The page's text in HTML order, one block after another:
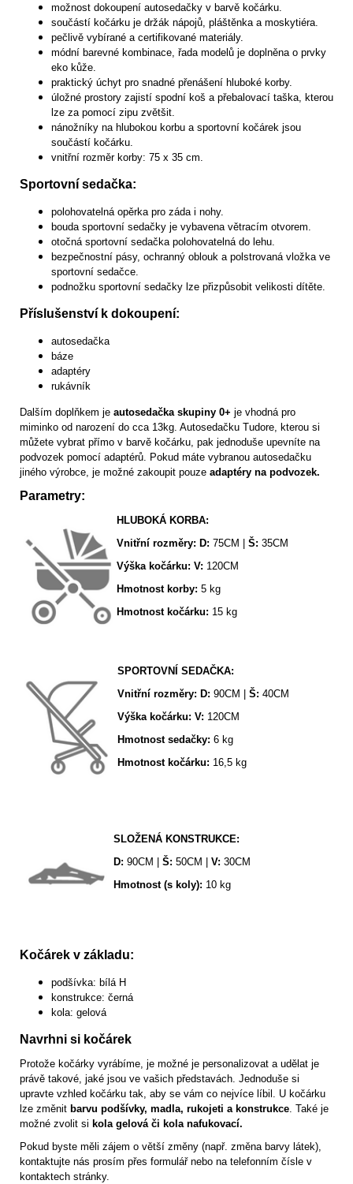
možnost dokoupení autosedačky v barvě kočárku.
součástí kočárku je držák nápojů, pláštěnka a moskytiéra.
pečlivě vybírané a certifikované materiály.
módní barevné kombinace, řada modelů je doplněna o prvky
eko kůže.
praktický úchyt pro snadné přenášení hluboké korby.
úložné prostory zajistí spodní koš a přebalovací taška, kterou
lze za pomocí zipu zvětšit.
nánožníky na hlubokou korbu a sportovní kočárek jsou
součástí kočárku.
vnitřní rozměr korby: 75 x 35 cm.
Sportovní sedačka:
polohovatelná opěrka pro záda i nohy.
bouda sportovní sedačky je vybavena větracím otvorem.
otočná sportovní sedačka polohovatelná do lehu.
bezpečnostní pásy, ochranný oblouk a polstrovaná vložka ve
sportovní sedačce.
podnožku sportovní sedačky lze přizpůsobit velikosti dítěte.
Příslušenství k dokoupení:
autosedačka
báze
adaptéry
rukávník
Dalším doplňkem je autosedačka skupiny 0+ je vhodná pro
miminko od narození do cca 13kg. Autosedačku Tudore, kterou si
můžete vybrat přímo v barvě kočárku, pak jednoduše upevníte na
podvozek pomocí adaptérů. Pokud máte vybranou autosedačku
jiného výrobce, je možné zakoupit pouze adaptéry na podvozek.
Parametry:
HLUBOKÁ KORBA:
Vnitřní rozměry: D: 75CM | Š: 35CM
Výška kočárku: V: 120CM
Hmotnost korby: 5 kg
Hmotnost kočárku: 15 kg
SPORTOVNÍ SEDAČKA:
Vnitřní rozměry: D: 90CM | Š: 40CM
Výška kočárku: V: 120CM
Hmotnost sedačky: 6 kg
Hmotnost kočárku: 16,5 kg
SLOŽENÁ KONSTRUKCE:
D: 90CM | Š: 50CM | V: 30CM
Hmotnost (s koly): 10 kg
Kočárek v základu:
podšívka: bílá H
konstrukce: černá
kola: gelová
Navrhni si kočárek
Protože kočárky vyrábíme, je možné je personalizovat a udělat je
právě takové, jaké jsou ve vašich představách. Jednoduše si
upravte vzhled kočárku tak, aby se vám co nejvíce líbil. U kočárku
lze změnit barvu podšívky, madla, rukojeti a konstrukce. Také je
možné zvolit si kola gelová či kola nafukovací.
Pokud byste měli zájem o větší změny (např. změna barvy látek),
kontaktujte nás prosím přes formulář nebo na telefonním čísle v
kontaktech stránky.